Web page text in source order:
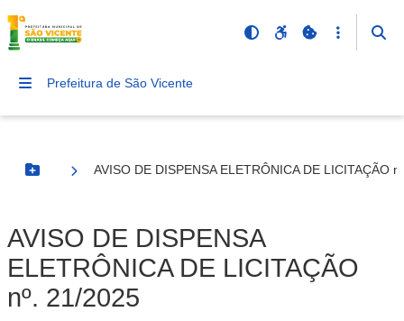
Prefeitura de São Vicente
Botão Menu
AVISO DE DISPENSA ELETRÔNICA DE LICITAÇÃO
AVISO DE DISPENSA
ELETRÔNICA DE LICITAÇÃO
nº. 21/2025